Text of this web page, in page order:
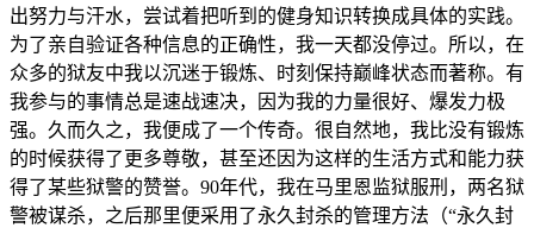
出努力与汗水，尝试着把听到的健身知识转换成具体的实践。
为了亲自验证各种信息的正确性，我一天都没停过。所以，在
众多的狱友中我以沉迷于锻炼、时刻保持巅峰状态而著称。有
我参与的事情总是速战速决，因为我的力量很好、爆发力极
强。久而久之，我便成了一个传奇。很自然地，我比没有锻炼
的时候获得了更多尊敬，甚至还因为这样的生活方式和能力获
得了某些狱警的赞誉。90年代，我在马里恩监狱服刑，两名狱
警被谋杀，之后那里便采用了永久封杀的管理方法（“永久封